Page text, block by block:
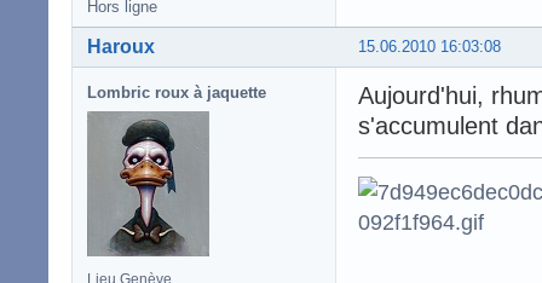
Hors ligne
15.06.2010 16:03:08
Haroux
Lombric roux à jaquette
Aujourd'hui,
s'accumulent